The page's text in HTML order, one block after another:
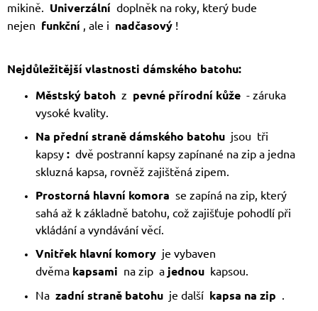
mikině. Univerzální doplněk na roky, který bude
nejen funkční , ale i nadčasový !
Nejdůležitější vlastnosti dámského batohu:
Městský batoh z pevné přírodní kůže - záruka
vysoké kvality.
Na přední straně dámského batohu jsou tři
kapsy : dvě postranní kapsy zapínané na zip a jedna
skluzná kapsa, rovněž zajištěná zipem.
Prostorná hlavní komora se zapíná na zip, který
sahá až k základně batohu, což zajišťuje pohodlí při
vkládání a vyndávání věcí.
Vnitřek hlavní komory je vybaven
dvěma kapsami na zip a jednou kapsou.
Na zadní straně batohu je další kapsa na zip .